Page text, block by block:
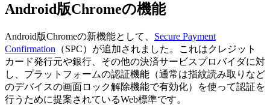
Android版Chromeの機能
Android版Chromeの新機能として、 Secure Payment
Confirmation （SPC）が追加されました。これはクレジット
カード発行元や銀行、その他の決済サービスプロバイダに対
し、プラットフォームの認証機能（通常は指紋読み取りなど
のデバイスの画面ロック解除機能で有効化）を使って認証を
行うために提案されているWeb標準です。